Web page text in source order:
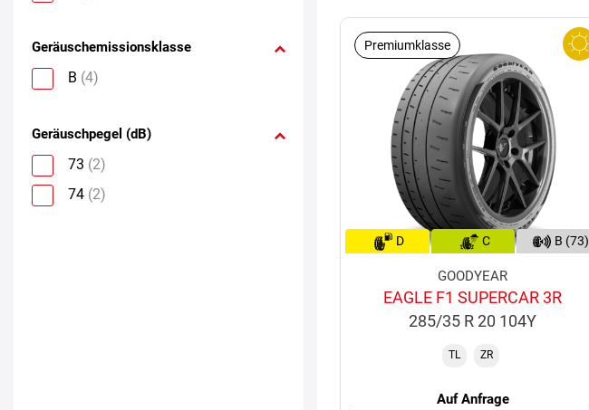
Geräuschemissionsklasse
B (4)
Geräuschpegel (dB)
73 (2)
74 (2)
Premiumklasse
D C B (73)
GOODYEAR
EAGLE F1 SUPERCAR 3R
285/35 R 20 104Y
TL ZR
Auf Anfrage